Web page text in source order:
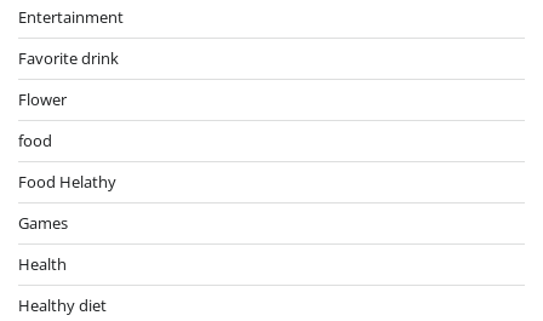
Entertainment
Favorite drink
Flower
food
Food Helathy
Games
Health
Healthy diet